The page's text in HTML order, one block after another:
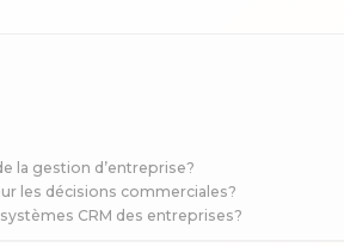
la gestion d’entreprise?
les décisions commerciales?
CRM des entreprises?